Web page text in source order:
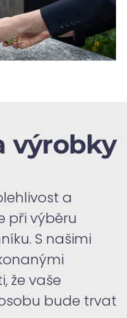
výrobky
a
při výběru
S našimi
že vaše
bude trvat